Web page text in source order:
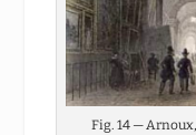
Fig. 14 — Arnoux,